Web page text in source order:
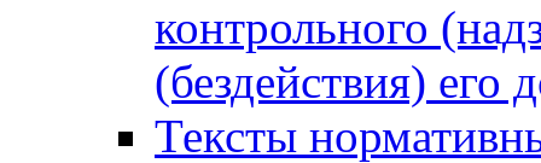
контрольного
(бездействия)
Тексты